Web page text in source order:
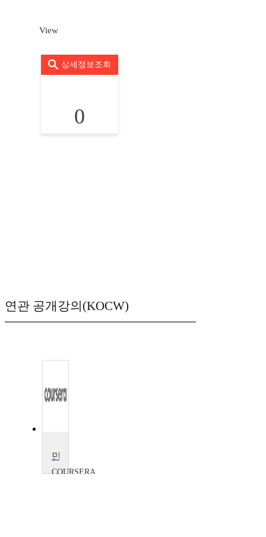
View
상세정보조회
0
연관 공개강의(KOCW)
COURSERA